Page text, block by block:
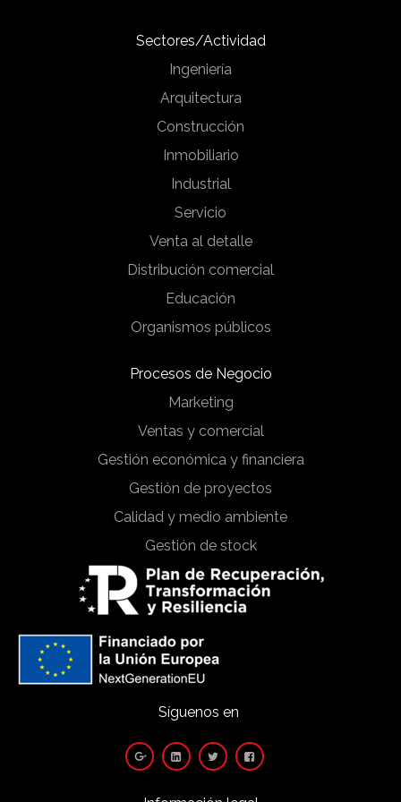
Sectores/Actividad
Ingeniería
Arquitectura
Construcción
Inmobiliario
Industrial
Servicio
Venta al detalle
Distribución comercial
Educación
Organismos públicos
Procesos de Negocio
Marketing
Ventas y comercial
Gestión económica y financiera
Gestión de proyectos
Calidad y medio ambiente
Gestión de stock
Síguenos en